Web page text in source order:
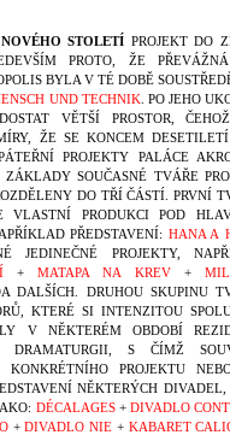
NOVÉHO STOLETÍ PROJEKT DO
PROTO, ŽE
BYLA V TÉ DOBĚ
UND TECHNIK. PO JEHO
VĚTŠÍ PROSTOR,
ŽE SE KONCEM
PROJEKTY PALÁCE
SOUČASNÉ TVÁŘE
DO TŘÍ ČÁSTÍ. PRVNÍ
VLASTNÍ PRODUKCI POD
PŘEDSTAVENÍ: HANA A
JEDINEČNÉ PROJEKTY,
+MATAPA NA KREV+
DALŠÍCH. DRUHOU SKUPINU
KTERÉ SI INTENZITOU
V NĚKTERÉM OBDOBÍ
S ČÍMŽ
PROJEKTU
NĚKTERÝCH DIVADEL,
DÉCALAGES+ DIVADLO
+DIVADLO NIE + KABARET